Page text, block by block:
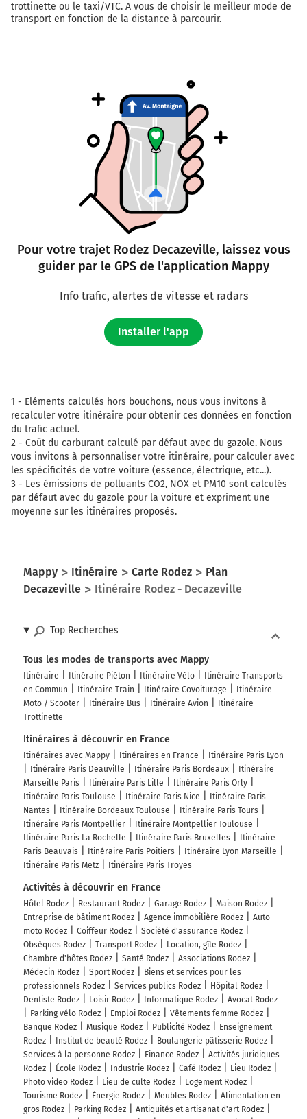
trottinette ou le taxi/VTC. A vous de choisir le meilleur mode de
transport en fonction de la distance à parcourir.
Pour votre trajet Rodez Decazeville, laissez vous
guider par le GPS de l'application Mappy
Info trafic, alertes de vitesse et radars
Installer l'app
1 - Eléments calculés hors bouchons, nous vous invitons à
recalculer votre itinéraire pour obtenir ces données en fonction
du trafic actuel.
2 - Coût du carburant calculé par défaut avec du gazole. Nous
vous invitons à personnaliser votre itinéraire, pour calculer avec
les spécificités de votre voiture (essence, électrique, etc...).
3 - Les émissions de polluants CO2, NOX et PM10 sont calculés
par défaut avec du gazole pour la voiture et expriment une
moyenne sur les itinéraires proposés.
Mappy Itinéraire Carte Rodez
Plan
Decazeville
Itinéraire Rodez - Decazeville
Top Recherches
Tous les modes de transports avec Mappy
Itinéraire Itinéraire Piéton Itinéraire Vélo
Itinéraire Transports
en Commun
Itinéraire Train Itinéraire Covoiturage
Itinéraire
Moto / Scooter
Itinéraire Bus Itinéraire Avion
Itinéraire
Trottinette
Itinéraires à découvrir en France
Itinéraires avec Mappy Itinéraires en France
Itinéraire Paris Lyon
Itinéraire Paris Deauville
Itinéraire Paris Bordeaux
Itinéraire
Marseille Paris
Itinéraire Paris Lille
Itinéraire Paris Orly
Itinéraire Paris Toulouse
Itinéraire Paris Nice
Itinéraire Paris
Nantes
Itinéraire Bordeaux Toulouse
Itinéraire Paris Tours
Itinéraire Paris Montpellier
Itinéraire Montpellier Toulouse
Itinéraire Paris La Rochelle
Itinéraire Paris Bruxelles
Itinéraire
Paris Beauvais
Itinéraire Paris Poitiers
Itinéraire Lyon Marseille
Itinéraire Paris Metz
Itinéraire Paris Troyes
Activités à découvrir en France
Hôtel Rodez Restaurant Rodez Garage Rodez
Maison Rodez
Entreprise de bâtiment Rodez
Agence immobilière Rodez
Auto-
moto Rodez
Coiffeur Rodez
Société d'assurance Rodez
Obsèques Rodez
Transport Rodez
Location, gîte Rodez
Chambre d'hôtes Rodez
Santé Rodez
Associations Rodez
Médecin Rodez
Sport Rodez
Biens et services pour les
professionnels Rodez
Services publics Rodez
Hôpital Rodez
Dentiste Rodez
Loisir Rodez Informatique Rodez
Avocat Rodez
Parking vélo Rodez
Emploi Rodez
Vêtements femme Rodez
Banque Rodez
Musique Rodez Publicité Rodez
Enseignement
Rodez
Institut de beauté Rodez
Boulangerie pâtisserie Rodez
Services à la personne Rodez
Finance Rodez
Activités juridiques
Rodez
École Rodez Industrie Rodez Café Rodez
Lieu Rodez
Photo video Rodez
Lieu de culte Rodez
Logement Rodez
Tourisme Rodez
Énergie Rodez Meubles Rodez
Alimentation en
gros Rodez
Parking Rodez
Antiquités et artisanat d'art Rodez